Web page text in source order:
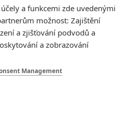
trailer představuje akční fantasy
– Podle recenzí máme čekat
a funkcemi zde uvedenými
možnost: Zajištění
a zjišťování podvodů a
a zobrazování
Management